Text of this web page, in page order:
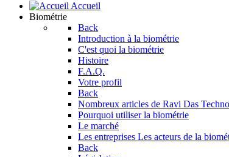
Accueil
Biométrie
Back
Introduction à la biométrie
C'est quoi la biométrie
Histoire
F.A.Q.
Votre profil
Back
Nombreux articles de Ravi Das
Pourquoi utiliser la biométrie
Le marché
Les entreprises Les acteurs de la
Back